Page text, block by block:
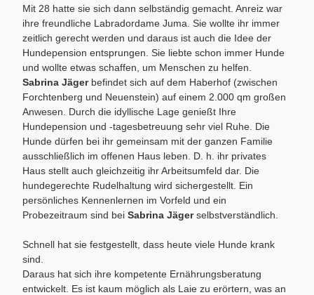
Mit 28 hatte sie sich dann selbständig gemacht. Anreiz war
ihre freundliche Labradordame Juma. Sie wollte ihr immer
zeitlich gerecht werden und daraus ist auch die Idee der
Hundepension entsprungen. Sie liebte schon immer Hunde
und wollte etwas schaffen, um Menschen zu helfen.
Sabrina Jägerbefindet sich auf dem Haberhof (zwischen
Forchtenberg und Neuenstein) auf einem 2.000 qm großen
Anwesen. Durch die idyllische Lage genießt Ihre
Hundepension und -tagesbetreuung sehr viel Ruhe. Die
Hunde dürfen bei ihr gemeinsam mit der ganzen Familie
ausschließlich im offenen Haus leben. D. h. ihr privates
Haus stellt auch gleichzeitig ihr Arbeitsumfeld dar. Die
hundegerechte Rudelhaltung wird sichergestellt. Ein
persönliches Kennenlernen im Vorfeld und ein
Probezeitraum sind beiSabrina Jäger selbstverständlich.
Schnell hat sie festgestellt, dass heute viele Hunde krank
sind.
Daraus hat sich ihre kompetente Ernährungsberatung
entwickelt. Es ist kaum möglich als Laie zu erörtern, was an